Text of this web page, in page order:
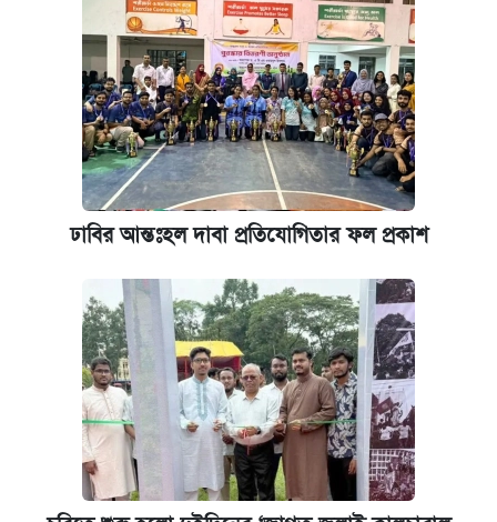
ঢাবির আন্তঃহল দাবা প্রতিযোগিতার ফল প্রকাশ